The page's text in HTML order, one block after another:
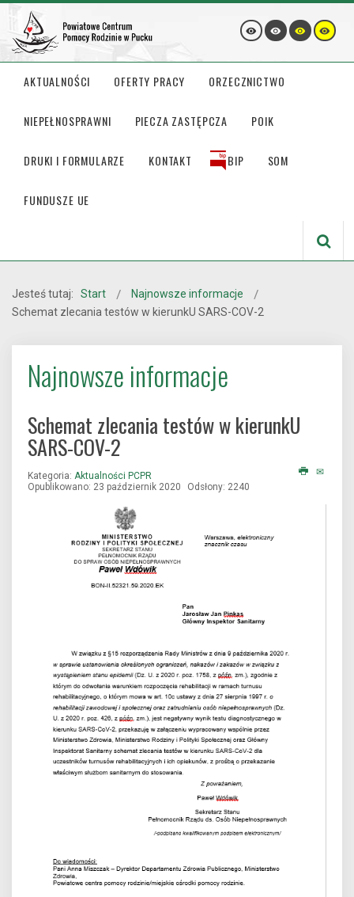
AKTUALNOŚCI OFERTY PRACY ORZECZNICTWO
NIEPEŁNOSPRAWNI PIECZA ZASTĘPCZA POIK
DRUKI I FORMULARZE KONTAKT BIP SOM
FUNDUSZE UE
Jesteś tutaj: Start
Najnowsze informacje
Schemat zlecania testów w kierunkU SARS-COV-2
Najnowsze informacje
Schemat zlecania testów w kierunkU
SARS-COV-2
Kategoria: Aktualności PCPR
Opublikowano: 23 październik 2020
Odsłony: 2240